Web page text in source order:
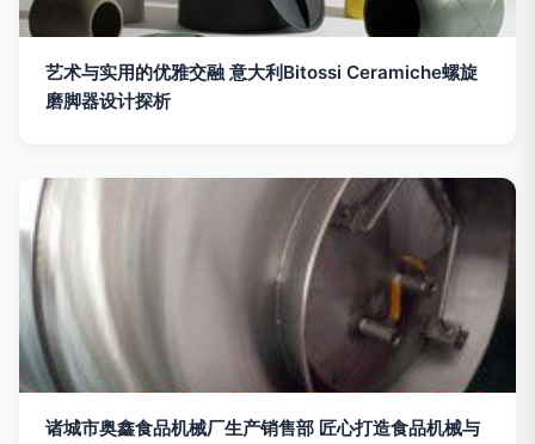
艺术与实用的优雅交融 意大利Bitossi Ceramiche螺旋
磨脚器设计探析
诸城市奥鑫食品机械厂生产销售部 匠心打造食品机械与